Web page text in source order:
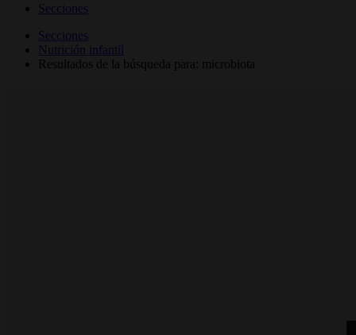
Secciones
Secciones
Nutrición infantil
Resultados de la búsqueda para: microbiota